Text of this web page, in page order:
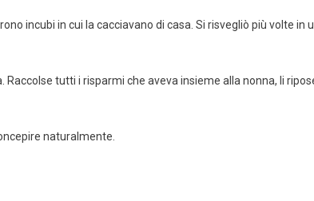
incubi in cui la cacciavano di casa. Si risvegliò più volte in
tutti i risparmi che aveva insieme alla nonna, li
naturalmente.